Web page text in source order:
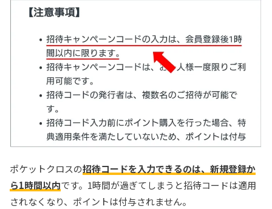
ポケットクロスの招待コードを入力できるのは、新規登録か
ら1時間以内です。1時間が過ぎてしまうと招待コードは適用
されなくなり、ポイントは付与されません。